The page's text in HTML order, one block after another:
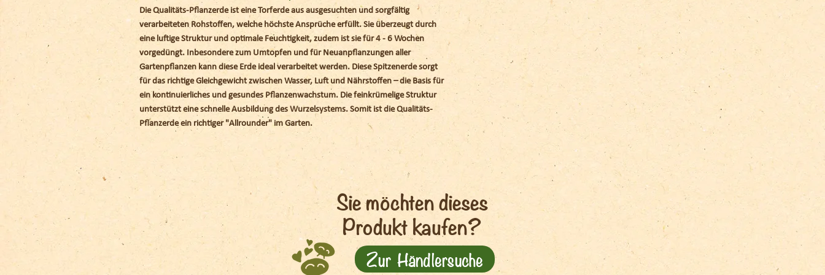
Die Qualitäts-Pflanzerde ist eine Torferde aus ausgesuchten und sorgfältig
verarbeiteten Rohstoffen, welche höchste Ansprüche erfüllt. Sie überzeugt durch
eine luftige Struktur und optimale Feuchtigkeit, zudem ist sie für 4 - 6 Wochen
vorgedüngt. Inbesondere zum Umtopfen und für Neuanpflanzungen aller
Gartenpflanzen kann diese Erde ideal verarbeitet werden. Diese Spitzenerde sorgt
für das richtige Gleichgewicht zwischen Wasser, Luft und Nährstoffen – die Basis für
ein kontinuierliches und gesundes Pflanzenwachstum. Die feinkrümelige Struktur
unterstützt eine schnelle Ausbildung des Wurzelsystems. Somit ist die Qualitäts-
Pflanzerde ein richtiger "Allrounder" im Garten.
Sie möchten dieses
Produkt kaufen?
Zur Händlersuche